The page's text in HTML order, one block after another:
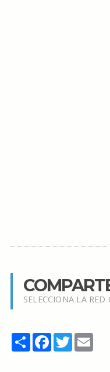
SELECCIONA LA RED
Share Facebook
TwitterEmail